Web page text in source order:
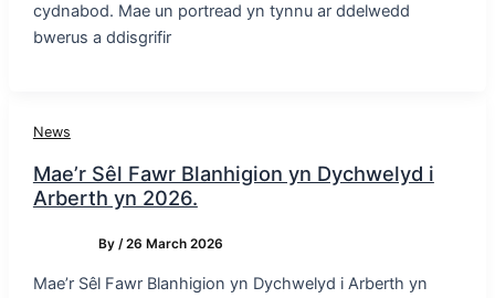
cydnabod. Mae un portread yn tynnu ar ddelwedd
bwerus a ddisgrifir
News
Mae’r Sêl Fawr Blanhigion yn Dychwelyd i
Arberth yn 2026.
By/26 March 2026
Mae’r Sêl Fawr Blanhigion yn Dychwelyd i Arberth yn